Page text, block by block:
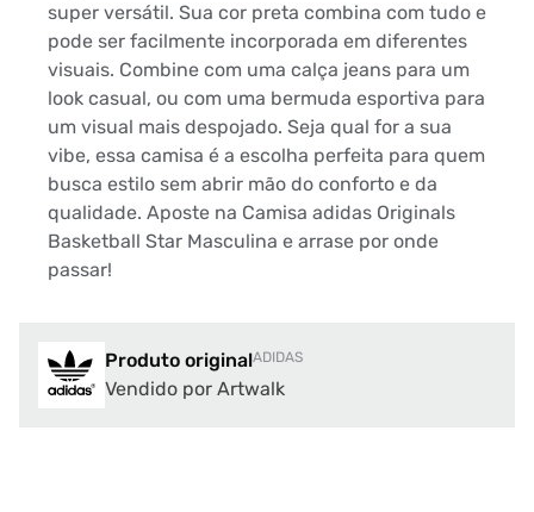
super versátil. Sua cor preta combina com tudo e
pode ser facilmente incorporada em diferentes
visuais. Combine com uma calça jeans para um
look casual, ou com uma bermuda esportiva para
um visual mais despojado. Seja qual for a sua
vibe, essa camisa é a escolha perfeita para quem
busca estilo sem abrir mão do conforto e da
qualidade. Aposte na Camisa adidas Originals
Basketball Star Masculina e arrase por onde
passar!
Produto originalADIDAS
Vendido por Artwalk